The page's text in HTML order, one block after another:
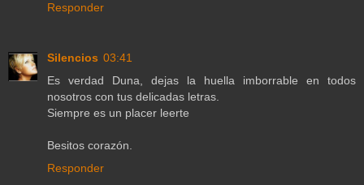
Responder
Silencios 03:41
Es verdad Duna, dejas la huella imborrable en todos
nosotros con tus delicadas letras.
Siempre es un placer leerte
Besitos corazón.
Responder